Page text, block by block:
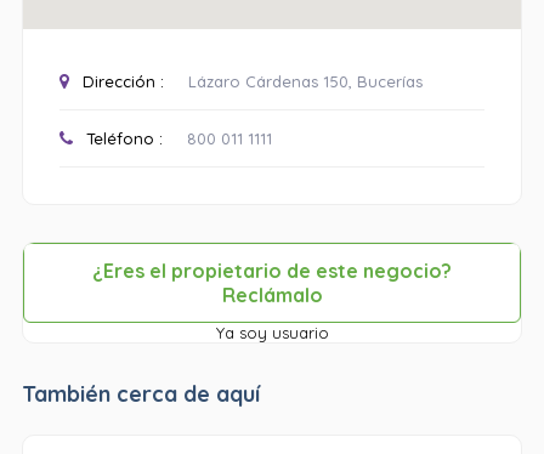
Dirección : Lázaro Cárdenas 150, Bucerías
Teléfono : 800 011 1111
¿Eres el propietario de este negocio?
Reclámalo
Ya soy usuario
También cerca de aquí